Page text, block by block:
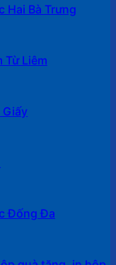
Hai Bà Trưng
Từ Liêm
Giấy
Đống Đa